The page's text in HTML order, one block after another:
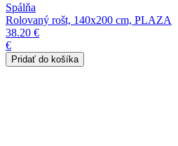
Spálňa
Rolovaný rošt, 140x200 cm, PLAZA
38.20 €
€